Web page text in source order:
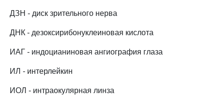
ДЗН - диск зрительного нерва
ДНК - дезоксирибонуклеиновая кислота
ИАГ - индоцианиновая ангиография глаза
ИЛ - интерлейкин
ИОЛ - интраокулярная линза